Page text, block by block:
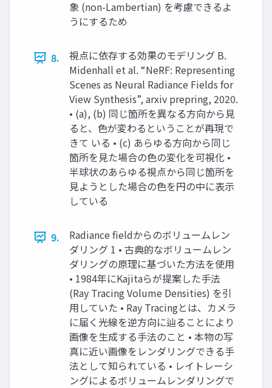
象 (non-Lambertian) を考慮できるよ
うにするため
8.
視点に依存する効果のモデリング B.
Midenhall et al. “NeRF: Representing
Scenes as Neural Radiance Fields for
View Synthesis”, arxiv prepring, 2020.
• (a), (b) 同じ箇所を異なる⽅向から⾒
ると、⾊が変わるということが再現で
きて いる • (c) あらゆる⽅向から同じ
箇所を⾒た場合の⾊の変化を可視化 •
半球状のあらゆる視点から同じ箇所を
⾒ようとした場合の⾊を円の中に表⽰
している
9.
Radiance fieldからのボリュームレン
ダリング 1 • 古典的なボリュームレン
ダリングの原理に基づいた⽅法を使⽤
• 1984年にKajitaらが提案した⼿法
(Ray Tracing Volume Densities) を引
⽤していた • Ray Tracingとは、カメラ
に届く光線を逆⽅向に辿ることにより
画像を⽣成する⼿法のこと • 本物の写
真に近い画像をレンダリングできる⼿
法として知られている • レイトレーシ
ングによるボリュームレンダリングで